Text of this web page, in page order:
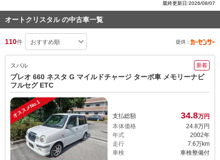
最終更新日:2026/08/07
オートクリスタル の中古車一覧
110件 提供：
スバル 新着
プレオ 660 ネスタ G マイルドチャージ ターボ車 メモリーナビ
フルセグ ETC
オススメNo.1 支払総額 34.8万円
本体価格
24.8万円
年式
2002年
走行
7.6万km
車検
車検整備付